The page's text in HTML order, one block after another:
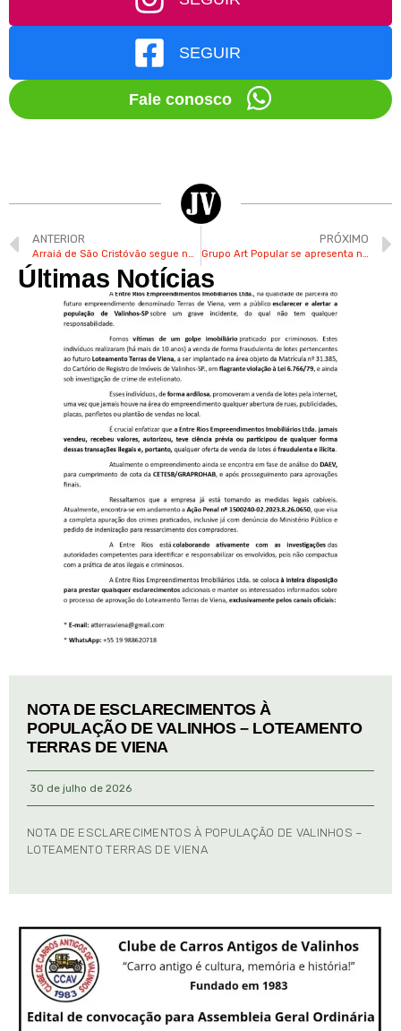
SEGUIR
Fale conosco
ANTERIOR
Arraiá de São Cristóvão segue neste fim de semana com shows e comidas típicas
PRÓXIMO
Grupo Art Popular se apresenta nesta 6ª na Festa Julina de Valinhos
Últimas Notícias
NOTA DE ESCLARECIMENTOS À
POPULAÇÃO DE VALINHOS – LOTEAMENTO
TERRAS DE VIENA
30 de julho de 2026
NOTA DE ESCLARECIMENTOS À POPULAÇÃO DE VALINHOS –
LOTEAMENTO TERRAS DE VIENA